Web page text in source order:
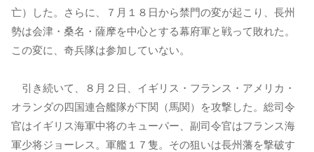
亡）した。さらに、７月１８日から禁門の変が起こり、長州
勢は会津・桑名・薩摩を中心とする幕府軍と戦って敗れた。
この変に、奇兵隊は参加していない。
引き続いて、８月２日、イギリス・フランス・アメリカ・
オランダの四国連合艦隊が下関（馬関）を攻撃した。総司令
官はイギリス海軍中将のキューパー、副司令官はフランス海
軍少将ジョーレス。軍艦１７隻。その狙いは長州藩を撃破す